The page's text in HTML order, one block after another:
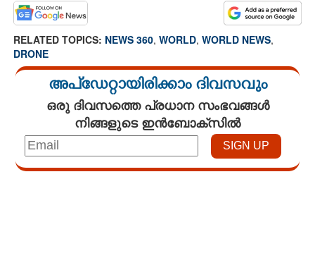
RELATED TOPICS: NEWS 360, WORLD, WORLD NEWS,
DRONE
അപ്ഡേറ്റായിരിക്കാം ദിവസവും
ഒരു ദിവസത്തെ പ്രധാന സംഭവങ്ങൾ
നിങ്ങളുടെ ഇൻബോക്സിൽ